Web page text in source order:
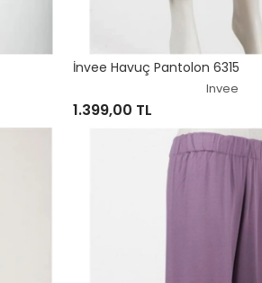
İnvee Havuç Pantolon 6315
Invee
1.399,00 TL